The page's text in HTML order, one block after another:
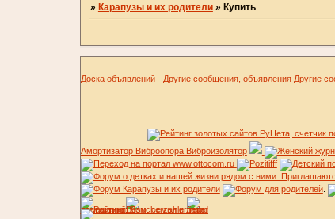
» Карапузы и их родители » Купить
Доска объявлений - Другие сообщения, объявления Другие
Амортизатор Виброопора Виброизолятор
.